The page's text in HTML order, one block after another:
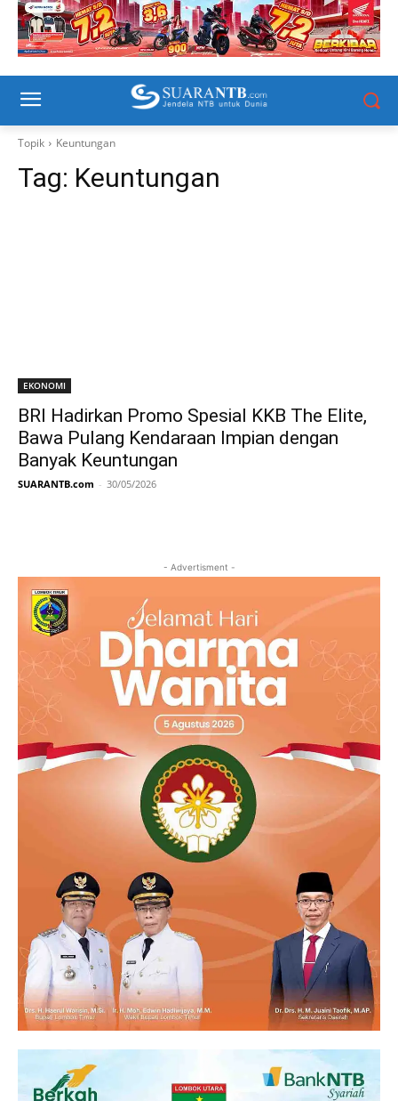
Topik Keuntungan
Tag: Keuntungan
EKONOMI
BRI Hadirkan Promo Spesial KKB The Elite,
Bawa Pulang Kendaraan Impian dengan
Banyak Keuntungan
SUARANTB.com - 30/05/2026
- Advertisment -